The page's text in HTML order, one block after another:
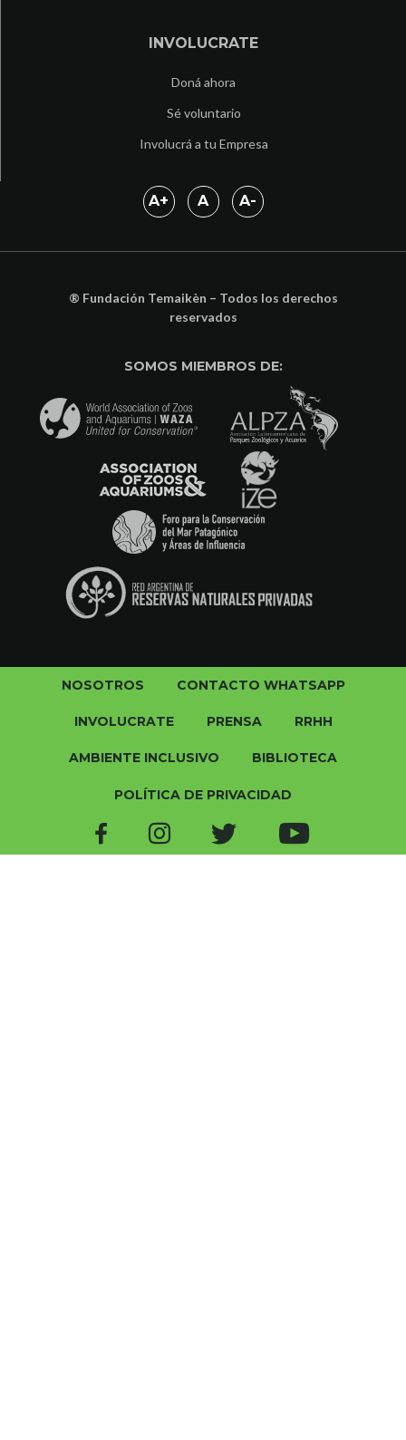
INVOLUCRATE
Doná ahora
Sé voluntario
Involucrá a tu Empresa
A+ A A-
® Fundación Temaikèn – Todos los derechos
reservados
SOMOS MIEMBROS DE:
NOSOTROS CONTACTO WHATSAPP
INVOLUCRATE PRENSA RRHH
AMBIENTE INCLUSIVO BIBLIOTECA
POLÍTICA DE PRIVACIDAD